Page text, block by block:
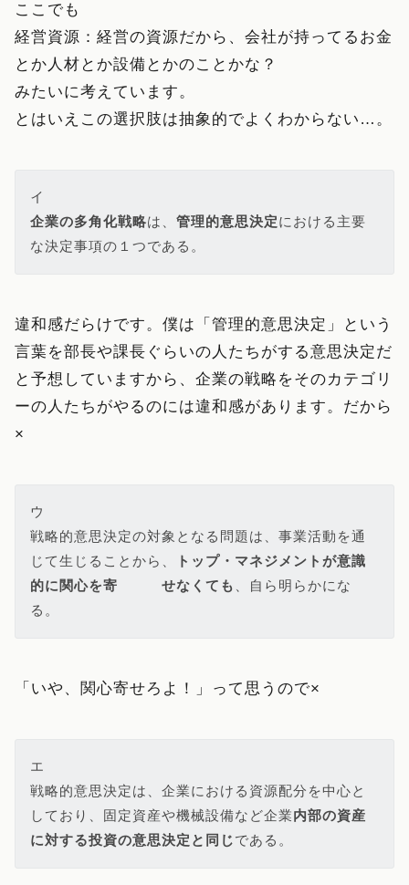
ここでも
経営資源：経営の資源だから、会社が持ってるお金
とか人材とか設備とかのことかな？
みたいに考えています。
とはいえこの選択肢は抽象的でよくわからない…。
企業の多角化戦略は、管理的意思決定における主要
な決定事項の１つである。
違和感だらけです。僕は「管理的意思決定」という
言葉を部長や課長ぐらいの人たちがする意思決定だ
と予想していますから、企業の戦略をそのカテゴリ
ーの人たちがやるのには違和感があります。だから
×
ウ
戦略的意思決定の対象となる問題は、事業活動を通
じて生じることから、
トップ・マネジメントが意識
的に関心を寄　　　せなくても 、自ら明らかにな
る。
「いや、関心寄せろよ！」って思うので×
エ
戦略的意思決定は、企業における資源配分を中心と
しており、固定資産や機械設備など企業内部の資産
に対する投資の意思決定と同じである。